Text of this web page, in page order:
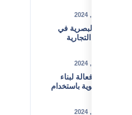
أهمية الهوية البصرية في
تعزيز العلامة التجارية
استراتيجيات فعالة لبناء
هوية تجارية قوية باستخدام